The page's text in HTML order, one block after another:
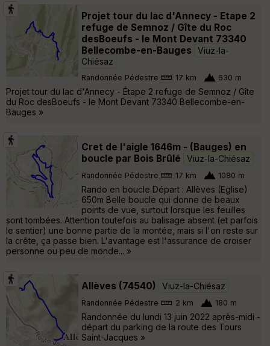
Projet tour du lac d'Annecy - Etape 2
refuge de Semnoz / Gîte du Roc
desBoeufs - le Mont Devant 73340
Bellecombe-en-Bauges
Viuz-la-
Chiésaz
Randonnée Pédestre 17 km 630 m
Projet tour du lac d'Annecy - Étape 2 refuge de Semnoz / Gîte
du Roc desBoeufs - le Mont Devant 73340 Bellecombe-en-
Bauges »
Cret de l'aigle 1646m - (Bauges) en
boucle par Bois Brûlé
Viuz-la-Chiésaz
Randonnée Pédestre 17 km 1080 m
Rando en boucle Départ : Allèves (Eglise)
650m Belle boucle qui donne de beaux
points de vue, surtout lorsque les feuilles
sont tombées. Attention toutefois au balisage absent (et parfois
le sentier) une bonne partie de la montée, mais si l'on reste sur
la crête, ça passe bien. L'avantage est l'assurance de croiser
personne ou peu de monde... »
Allèves (74540) Viuz-la-Chiésaz
Randonnée Pédestre 2 km 180 m
Randonnée du lundi 13 juin 2022 après-midi -
départ du parking de la route des Tours
Saint-Jacques »